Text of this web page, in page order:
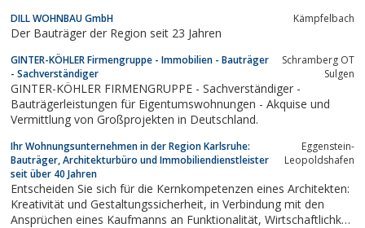
DILL WOHNBAU GmbH Kämpfelbach
Der Bauträger der Region seit 23 Jahren
GINTER-KÖHLER Firmengruppe - Immobilien - Bauträger
- Sachverständiger
Schramberg OT
Sulgen
GINTER-KÖHLER FIRMENGRUPPE - Sachverständiger -
Bauträgerleistungen für Eigentumswohnungen - Akquise und
Vermittlung von Großprojekten in Deutschland.
Ihr Wohnungsunternehmen in der Region Karlsruhe:
Bauträger, Architekturbüro und Immobiliendienstleister
seit über 40 Jahren
Eggenstein-
Leopoldshafen
Entscheiden Sie sich für die Kernkompetenzen eines Architekten:
Kreativität und Gestaltungssicherheit, in Verbindung mit den
Ansprüchen eines Kaufmanns an Funktionalität, Wirtschaftlichkeit